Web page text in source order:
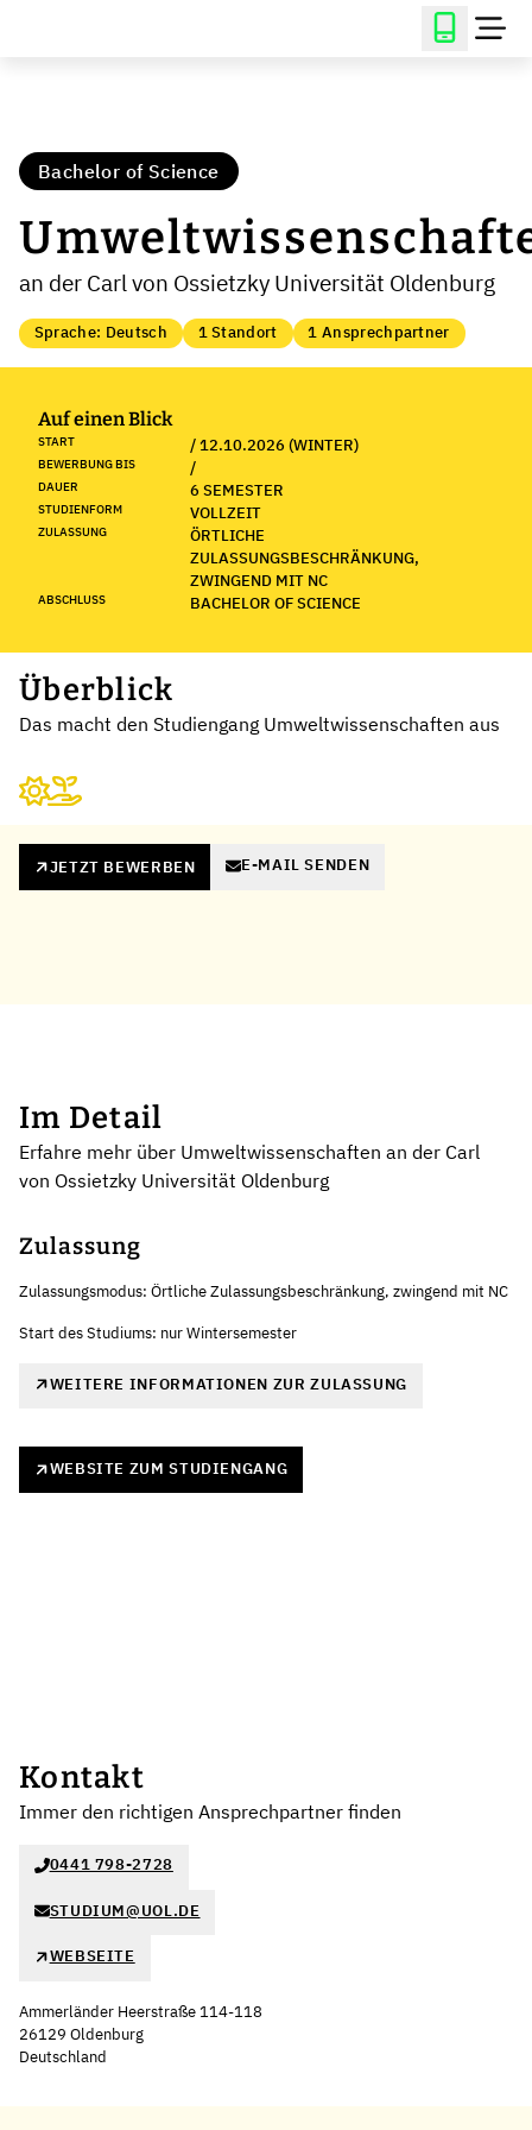
Bachelor of Science
an der Carl von Ossietzky Universität Oldenburg
Sprache: Deutsch 1 Standort 1 Ansprechpartner
Auf einen Blick
START / 12.10.2026 (WINTER)
BEWERBUNG BIS /
DAUER 6 SEMESTER
STUDIENFORM VOLLZEIT
ZULASSUNG
ÖRTLICHE
ZULASSUNGSBESCHRÄNKUNG,
ZWINGEND MIT NC
ABSCHLUSS BACHELOR OF SCIENCE
Überblick
Das macht den Studiengang Umweltwissenschaften aus
JETZT BEWERBEN E-MAIL SENDEN
Im Detail
Erfahre mehr über Umweltwissenschaften an der Carl
von Ossietzky Universität Oldenburg
Zulassung
Zulassungsmodus: Örtliche Zulassungsbeschränkung, zwingend mit NC
Start des Studiums: nur Wintersemester
WEITERE INFORMATIONEN ZUR ZULASSUNG
WEBSITE ZUM STUDIENGANG
Kontakt
Immer den richtigen Ansprechpartner finden
0441 798-2728
STUDIUM@UOL.DE
WEBSEITE
Ammerländer Heerstraße 114-118
26129 Oldenburg
Deutschland